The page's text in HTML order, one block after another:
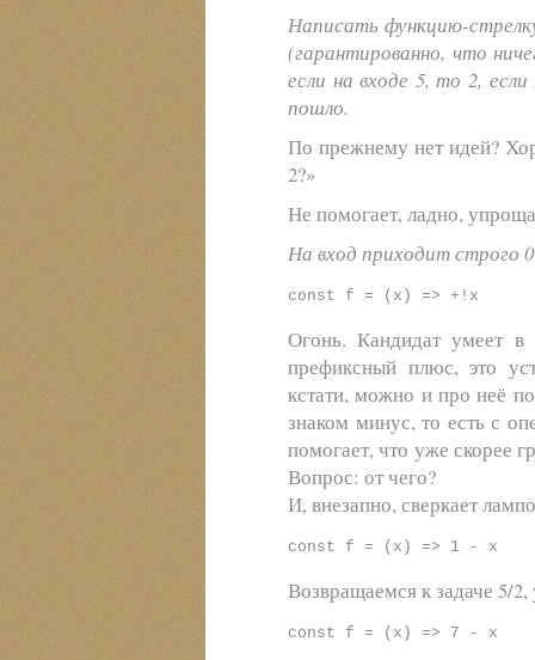
Написать функцию-
(гарантированно, что
если на входе 5, то 2,
пошло.
По прежнему нет идей?
2?»
Не помогает, ладно,
На вход приходит строго
Огонь. Кандидат умеет
префиксный плюс, это
кстати, можно и про неё
знаком минус, то есть с
помогает, что уже скорее
Вопрос: от чего?
И, внезапно, сверкает
Возвращаемся к задаче 5/